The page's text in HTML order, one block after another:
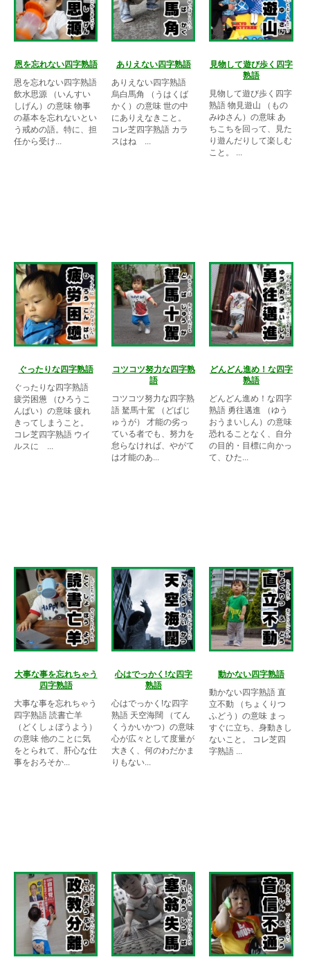
恩を忘れない四字熟語
恩を忘れない四字熟語
飲水思源 （いんすい
しげん）の意味 物事
の基本を忘れないとい
う戒めの語。特に、担
任から受け...
ありえない四字熟語
ありえない四字熟語
烏白馬角 （うはくば
かく）の意味 世の中
にありえなきこと。
コレ芝四字熟語 カラ
スはね ...
見物して遊び歩く四字
熟語
見物して遊び歩く四字
熟語 物見遊山 （もの
みゆさん）の意味 あ
ちこちを回って、見た
り遊んだりして楽しむ
こと。 ...
ぐったりな四字熟語
ぐったりな四字熟語
疲労困憊 （ひろうこ
んぱい）の意味 疲れ
きってしまうこと。
コレ芝四字熟語 ウイ
ルスに ...
コツコツ努力な四字熟
語
コツコツ努力な四字熟
語 駑馬十駕 （どばじ
ゅうが） 才能の劣っ
ている者でも、努力を
怠らなければ、やがて
は才能のあ...
どんどん進め！な四字
熟語
どんどん進め！な四字
熟語 勇往邁進 （ゆう
おうまいしん）の意味
恐れることなく、自分
の目的・目標に向かっ
て、ひた...
大事な事を忘れちゃう
四字熟語
大事な事を忘れちゃう
四字熟語 読書亡羊
（どくしょぼうよう）
の意味 他のことに気
をとられて、肝心な仕
事をおろそか...
心はでっかく!な四字
熟語
心はでっかく!な四字
熟語 天空海闊 （てん
くうかいかつ）の意味
心が広々として度量が
大きく、何のわだかま
りもない...
動かない四字熟語
動かない四字熟語 直
立不動 （ちょくりつ
ふどう）の意味 まっ
すぐに立ち、身動きし
ないこと。 コレ芝四
字熟語 ...